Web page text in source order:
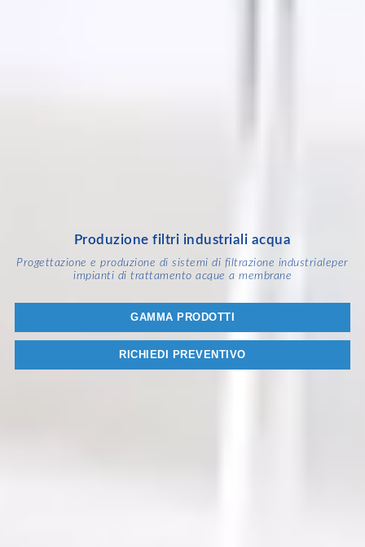
Produzione filtri industriali acqua
Progettazione e produzione di sistemi di filtrazione industrialeper
impianti di trattamento acque a membrane
GAMMA PRODOTTI
RICHIEDI PREVENTIVO